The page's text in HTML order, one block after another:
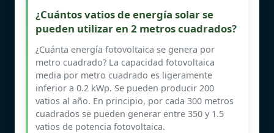
¿Cuántos vatios de energía solar se
pueden utilizar en 2 metros cuadrados?
¿Cuánta energía fotovoltaica se genera por
metro cuadrado? La capacidad fotovoltaica
media por metro cuadrado es ligeramente
inferior a 0.2 kWp. Se pueden producir 200
vatios al año. En principio, por cada 300 metros
cuadrados se pueden generar entre 350 y 1.5
vatios de potencia fotovoltaica.